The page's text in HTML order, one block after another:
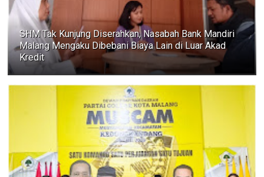
SHM Tak Kunjung Diserahkan, Nasabah Bank Mandiri
Malang Mengaku Dibebani Biaya Lain di Luar Akad
Kredit